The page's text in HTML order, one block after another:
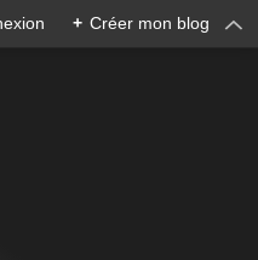
+ Créer mon blog